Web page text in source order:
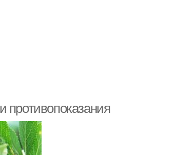
противопоказания